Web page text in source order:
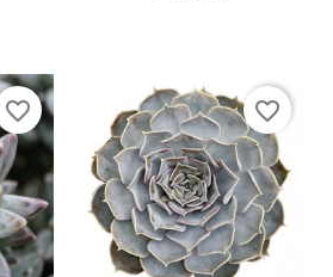
favorite_border favorite_border